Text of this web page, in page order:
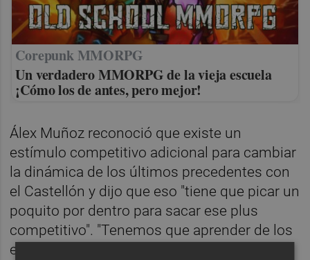
Corepunk MMORPG
Un verdadero MMORPG de la vieja escuela
¡Cómo los de antes, pero mejor!
Álex Muñoz reconoció que existe un
estímulo competitivo adicional para cambiar
la dinámica de los últimos precedentes con
el Castellón y dijo que eso "tiene que picar un
poquito por dentro para sacar ese plus
competitivo". "Tenemos que aprender de los
errores que cometimos allí la última vez,